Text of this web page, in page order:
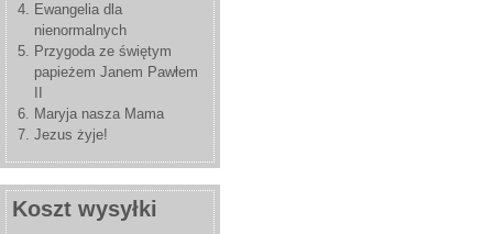
Ewangelia dla
nienormalnych
Przygoda ze świętym
papieżem Janem Pawłem
Maryja nasza Mama
Jezus żyje!
Koszt wysyłki